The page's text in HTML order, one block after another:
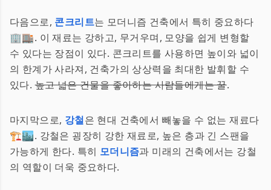
다음으로, 콘크리트는 모더니즘 건축에서 특히 중요하다
🏢🏬. 이 재료는 강하고, 무거우며, 모양을 쉽게 변형할
수 있다는 장점이 있다. 콘크리트를 사용하면 높이와 넓이
의 한계가 사라져, 건축가의 상상력을 최대한 발휘할 수
있다.높고 넓은 건물을 좋아하는 사람들에게는 꿀.
마지막으로, 강철은 현대 건축에서 빼놓을 수 없는 재료다
🏗️🏙️. 강철은 굉장히 강한 재료로, 높은 층과 긴 스팬을
가능하게 한다. 특히 모더니즘과 미래의 건축에서는 강철
의 역할이 더욱 중요하다.